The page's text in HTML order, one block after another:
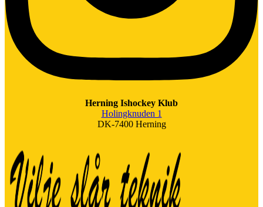
Herning Ishockey Klub
Holingknuden 1
DK-7400 Herning